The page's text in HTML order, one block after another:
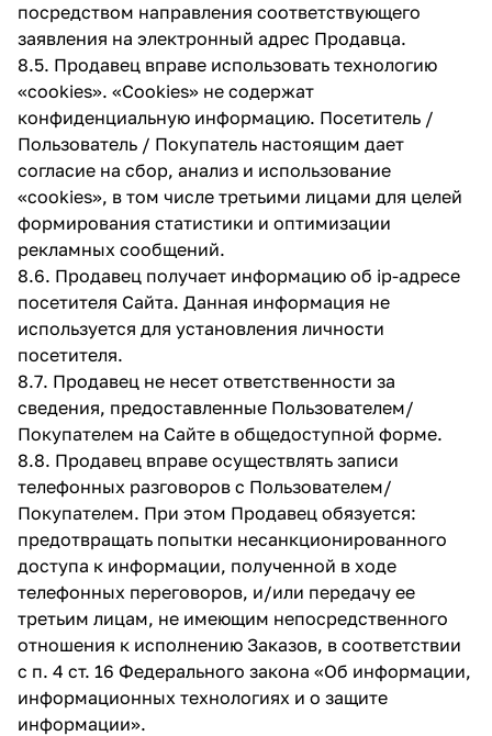
посредством направления соответствующего
заявления на электронный адрес Продавца.
8.5. Продавец вправе использовать технологию
«cookies». «Cookies» не содержат
конфиденциальную информацию. Посетитель /
Пользователь / Покупатель настоящим дает
согласие на сбор, анализ и использование
«cookies», в том числе третьими лицами для целей
формирования статистики и оптимизации
рекламных сообщений.
8.6. Продавец получает информацию об ip-адресе
посетителя Сайта. Данная информация не
используется для установления личности
посетителя.
8.7. Продавец не несет ответственности за
сведения, предоставленные Пользователем/
Покупателем на Сайте в общедоступной форме.
8.8. Продавец вправе осуществлять записи
телефонных разговоров с Пользователем/
Покупателем. При этом Продавец обязуется:
предотвращать попытки несанкционированного
доступа к информации, полученной в ходе
телефонных переговоров, и/или передачу ее
третьим лицам, не имеющим непосредственного
отношения к исполнению Заказов, в соответствии
с п. 4 ст. 16 Федерального закона «Об информации,
информационных технологиях и о защите
информации».